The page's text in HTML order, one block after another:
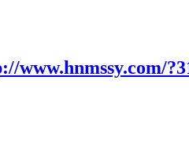
www.hnmssy.com/